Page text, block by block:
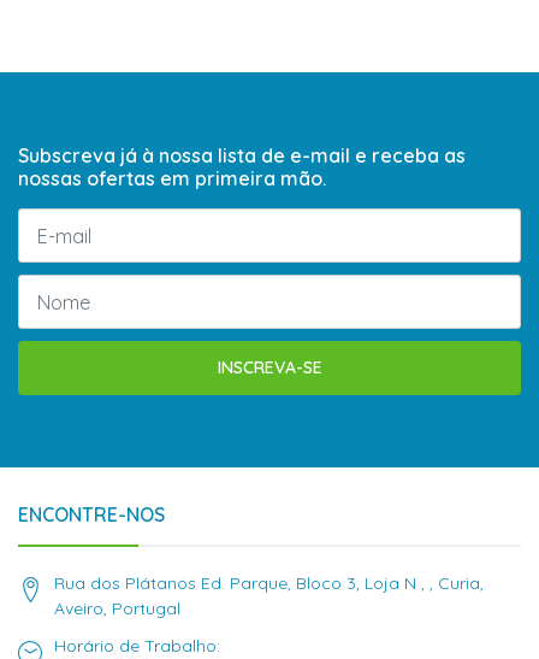
Subscreva já à nossa lista de e-mail e receba as
nossas ofertas em primeira mão.
INSCREVA-SE
ENCONTRE-NOS
Rua dos Plátanos Ed. Parque, Bloco 3, Loja N , , Curia,
Aveiro, Portugal
Horário de Trabalho: